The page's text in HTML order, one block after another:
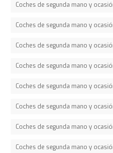
Coches de segunda mano y
Coches de segunda mano y
Coches de segunda mano y
Coches de segunda mano y
Coches de segunda mano y
Coches de segunda mano y
Coches de segunda mano y
Coches de segunda mano y